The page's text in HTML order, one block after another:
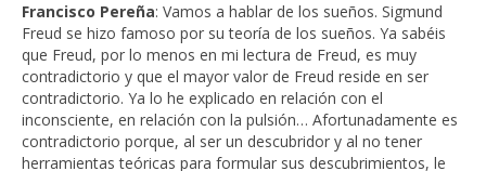
Francisco Pereña: Vamos a hablar de los sueños. Sigmund
Freud se hizo famoso por su teoría de los sueños. Ya sabéis
que Freud, por lo menos en mi lectura de Freud, es muy
contradictorio y que el mayor valor de Freud reside en ser
contradictorio. Ya lo he explicado en relación con el
inconsciente, en relación con la pulsión… Afortunadamente es
contradictorio porque, al ser un descubridor y al no tener
herramientas teóricas para formular sus descubrimientos, le